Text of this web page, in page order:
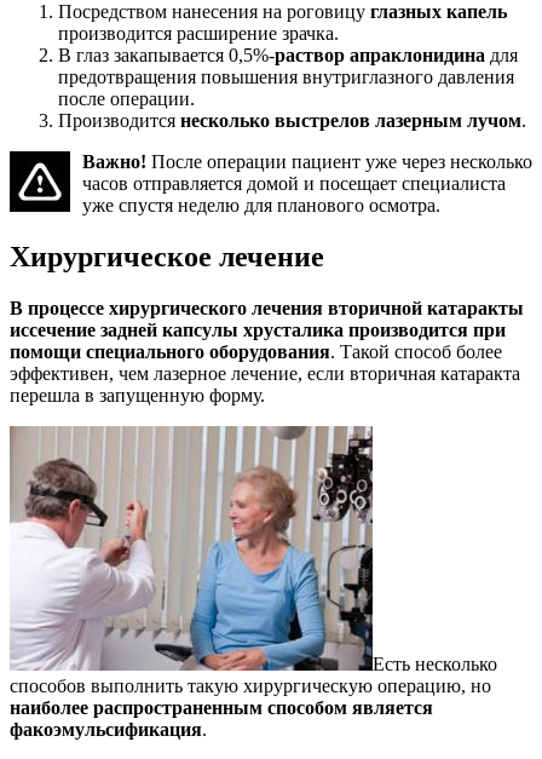
Посредством нанесения на роговицу глазных капель
производится расширение зрачка.
В глаз закапывается 0,5%-раствор апраклонидина для
предотвращения повышения внутриглазного давления
после операции.
Производится несколько выстрелов лазерным лучом.
Важно! После операции пациент уже через несколько
часов отправляется домой и посещает специалиста
уже спустя неделю для планового осмотра.
Хирургическое лечение
В процессе хирургического лечения вторичной катаракты
иссечение задней капсулы хрусталика производится при
помощи специального оборудования. Такой способ более
эффективен, чем лазерное лечение, если вторичная катаракта
перешла в запущенную форму.
Есть несколько
способов выполнить такую хирургическую операцию, но
наиболее распространенным способом является
факоэмульсификация.